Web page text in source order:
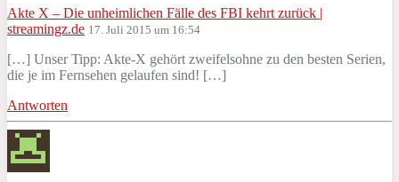
Akte X – Die unheimlichen Fälle des FBI kehrt zurück |
streamingz.de 17. Juli 2015 um 16:54
[…] Unser Tipp: Akte-X gehört zweifelsohne zu den besten Serien,
die je im Fernsehen gelaufen sind! […]
Antworten